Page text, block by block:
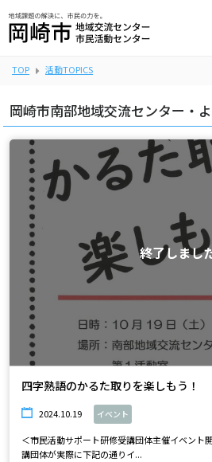
TOP 活動TOPICS
岡崎市南部地域交流センター・
終了しまし
四字熟語のかるた取りを楽しもう！
2024.10.19 イベント
＜市民活動サポート研修受講団体主催イベント
講団体が実際に下記の通りイ...